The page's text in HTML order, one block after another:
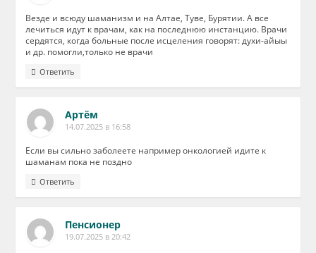
Везде и всюду шаманизм и на Алтае, Туве, Бурятии. А все
лечиться идут к врачам, как на последнюю инстанцию. Врачи
сердятся, когда больные после исцеления говорят: духи-айыы
и др. помогли,только не врачи
Ответить
Артём
14.07.2025 в 16:58
Если вы сильно заболеете например онкологией идите к
шаманам пока не поздно
Ответить
Пенсионер
19.07.2025 в 20:42